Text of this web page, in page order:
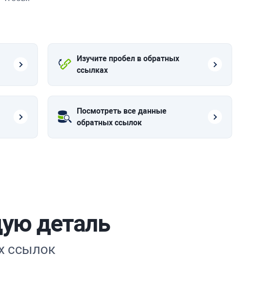
Изучите пробел в обратных
ссылках
Посмотреть все данные
обратных ссылок
деталь
ссылок